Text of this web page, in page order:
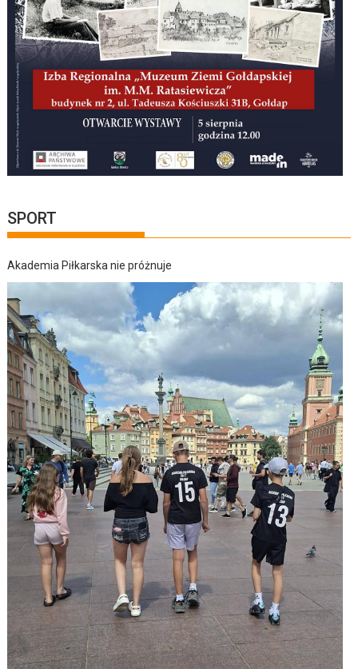
SPORT
Akademia Piłkarska nie próżnuje